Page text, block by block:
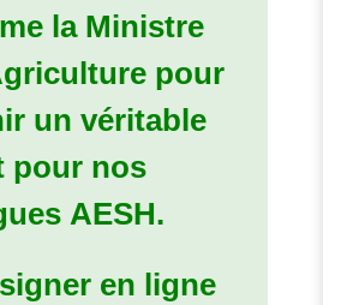
la Ministre
pour
un véritable
pour nos
AESH.
en ligne